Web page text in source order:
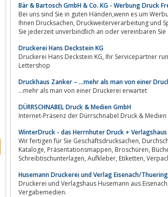
Bär & Bartosch GmbH & Co. KG - Werbung Druck
Bei uns sind Sie in guten Händen,wenn es um Werbung und Druck
Ihnen Drucksachen, Druckweiterverarbeitung und Spezialverarbeitung an.Überzeugen Sie sich auf unserer Hompage.Fragen
Sie jederzeit unverbindlich an oder vereinbaren Sie
Druckerei Hans Deckstein KG
Druckerei Hans Deckstein KG, Ihr Servicepartner rund um den Druck: Layouterstellung - Beratung - Offsetdruck - Digitaldruck -
Lettershop
Druckhaus Zanker – …mehr als man von einer
...mehr als man von einer Druckerei erwartet
DÜRRSCHNABEL Druck & Medien GmbH
Internet-Präsenz der Dürrschnabel Druck & Medien
WinterDruck - das Herrnhuter Druck + Verlagshaus
Wir fertigen für Sie Geschäftsdrucksachen, Durchschreibesätze, Endlossätze, Formulare, Flyer, Prospekte, Werbeblätter,
Kataloge, Präsentationsmappen, Broschüren, Bücher, Zeitschriften, Beilagen, Taschen- und Wandkalender,
Husemann Druckerei und Verlag Eisenach/
Druckerei und Verlagshaus Husemann aus Eisenach, der Spezialist für Offset- und Digitaldruck, Kreativdienstleistungen und
Vergabemedien.